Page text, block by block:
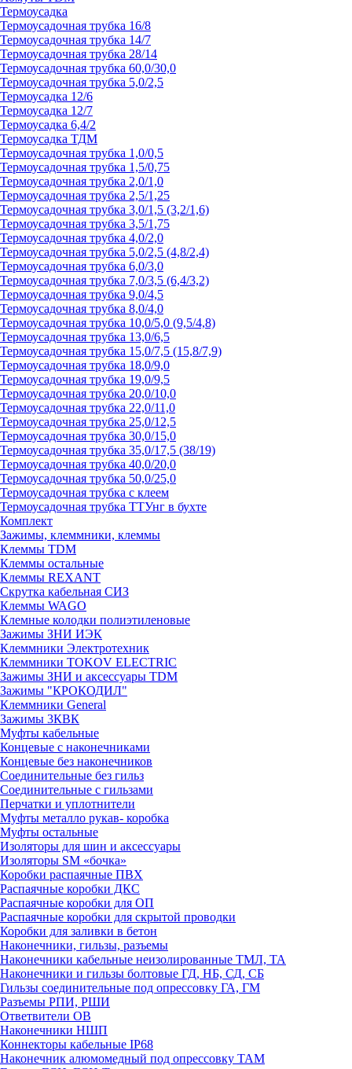
Термоусадка
Термоусадочная трубка 16/8
Термоусадочная трубка 14/7
Термоусадочная трубка 28/14
Термоусадочная трубка 60,0/30,0
Термоусадочная трубка 5,0/2,5
Термоусадка 12/6
Термоусадка 12/7
Термоусадка 6,4/2
Термоусадка ТДМ
Термоусадочная трубка 1,0/0,5
Термоусадочная трубка 1,5/0,75
Термоусадочная трубка 2,0/1,0
Термоусадочная трубка 2,5/1,25
Термоусадочная трубка 3,0/1,5 (3,2/1,6)
Термоусадочная трубка 3,5/1,75
Термоусадочная трубка 4,0/2,0
Термоусадочная трубка 5,0/2,5 (4,8/2,4)
Термоусадочная трубка 6,0/3,0
Термоусадочная трубка 7,0/3,5 (6,4/3,2)
Термоусадочная трубка 9,0/4,5
Термоусадочная трубка 8,0/4,0
Термоусадочная трубка 10,0/5,0 (9,5/4,8)
Термоусадочная трубка 13,0/6,5
Термоусадочная трубка 15,0/7,5 (15,8/7,9)
Термоусадочная трубка 18,0/9,0
Термоусадочная трубка 19,0/9,5
Термоусадочная трубка 20,0/10,0
Термоусадочная трубка 22,0/11,0
Термоусадочная трубка 25,0/12,5
Термоусадочная трубка 30,0/15,0
Термоусадочная трубка 35,0/17,5 (38/19)
Термоусадочная трубка 40,0/20,0
Термоусадочная трубка 50,0/25,0
Термоусадочная трубка с клеем
Термоусадочная трубка ТТУнг в бухте
Комплект
Зажимы, клеммники, клеммы
Клеммы TDM
Клеммы остальные
Клеммы REXANT
Скрутка кабельная СИЗ
Клеммы WAGO
Клемные колодки полиэтиленовые
Зажимы ЗНИ ИЭК
Клеммники Электротехник
Клеммники TOKOV ELECTRIC
Зажимы ЗНИ и аксессуары TDM
Зажимы "КРОКОДИЛ"
Клеммники General
Зажимы 3КВК
Муфты кабельные
Концевые с наконечниками
Концевые без наконечников
Соединительные без гильз
Соединительные с гильзами
Перчатки и уплотнители
Муфты металло рукав- коробка
Муфты остальные
Изоляторы для шин и аксессуары
Изоляторы SM «бочка»
Коробки распаячные ПВХ
Распаячные коробки ДКС
Распаячные коробки для ОП
Распаячные коробки для скрытой проводки
Коробки для заливки в бетон
Наконечники, гильзы, разъемы
Наконечники кабельные неизолированные ТМЛ, ТА
Наконечники и гильзы болтовые ГД, НБ, СД, СБ
Гильзы соединительные под опрессовку ГА, ГМ
Разъемы РПИ, РШИ
Ответвители ОВ
Наконечники НШП
Коннекторы кабельные IP68
Наконечник алюмомедный под опрессовку ТАМ